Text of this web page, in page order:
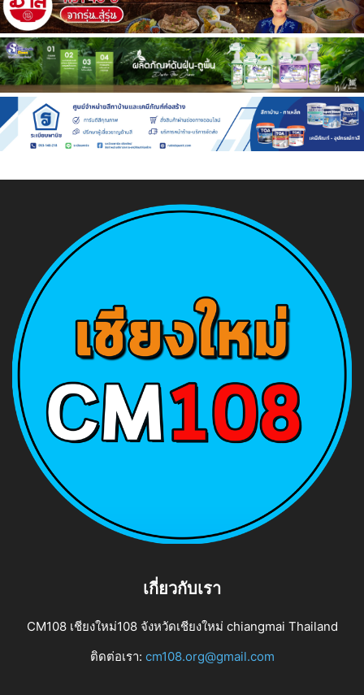
เกี่ยวกับเรา
CM108 เชียงใหม่108 จังหวัดเชียงใหม่ chiangmai Thailand
ติดต่อเรา: cm108.org@gmail.com